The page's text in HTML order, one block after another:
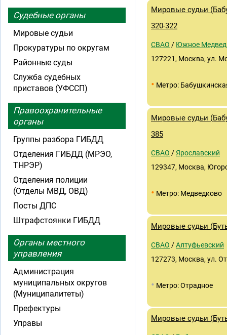
Мировые судьи
320-322
СВАО / Южное
127221, Москва, ул.
• Метро:
Мировые судьи
385
СВАО / Ярославский
129347, Москва,
• Метро: Медведково
Мировые судьи
СВАО /Алтуфьевский
127273, Москва, ул.
• Метро: Отрадное
Мировые судьи
Судебные органы
Мировые судьи
Прокуратуры по округам
Районные суды
Служба судебных
приставов (УФССП)
Правоохранительные
органы
Группы разбора ГИБДД
Отделения ГИБДД (МРЭО,
ТНРЭР)
Отделения полиции
(Отделы МВД, ОВД)
Посты ДПС
Штрафстоянки ГИБДД
Органы местного
управления
Администрация
муниципальных округов
(Муниципалитеты)
Префектуры
Управы